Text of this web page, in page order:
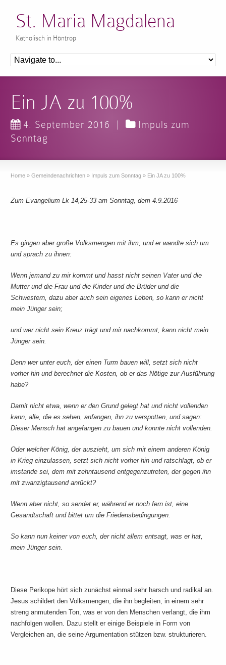
St. Maria Magdalena
Katholisch in Höntrop
Ein JA zu 100%
4. September 2016 |
Impuls zum
Sonntag
Home » Gemeindenachrichten » Impuls zum Sonntag » Ein JA zu 100%
Zum Evangelium Lk 14,25-33 am Sonntag, dem 4.9.2016
Es gingen aber große Volksmengen mit ihm; und er wandte sich um
und sprach zu ihnen:
Wenn jemand zu mir kommt und hasst nicht seinen Vater und die
Mutter und die Frau und die Kinder und die Brüder und die
Schwestern, dazu aber auch sein eigenes Leben, so kann er nicht
mein Jünger sein;
und wer nicht sein Kreuz trägt und mir nachkommt, kann nicht mein
Jünger sein.
Denn wer unter euch, der einen Turm bauen will, setzt sich nicht
vorher hin und berechnet die Kosten, ob er das Nötige zur Ausführung
habe?
Damit nicht etwa, wenn er den Grund gelegt hat und nicht vollenden
kann, alle, die es sehen, anfangen, ihn zu verspotten, und sagen:
Dieser Mensch hat angefangen zu bauen und konnte nicht vollenden.
Oder welcher König, der auszieht, um sich mit einem anderen König
in Krieg einzulassen, setzt sich nicht vorher hin und ratschlagt, ob er
imstande sei, dem mit zehntausend entgegenzutreten, der gegen ihn
mit zwanzigtausend anrückt?
Wenn aber nicht, so sendet er, während er noch fern ist, eine
Gesandtschaft und bittet um die Friedensbedingungen.
So kann nun keiner von euch, der nicht allem entsagt, was er hat,
mein Jünger sein.
Diese Perikope hört sich zunächst einmal sehr harsch und radikal an.
Jesus schildert den Volksmengen, die ihn begleiten, in einem sehr
streng anmutenden Ton, was er von den Menschen verlangt, die ihm
nachfolgen wollen. Dazu stellt er einige Beispiele in Form von
Vergleichen an, die seine Argumentation stützen bzw. strukturieren.